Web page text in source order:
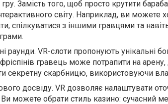
Замість того, щоб просто крутити
світу. Наприклад, ви можете
спілкуватися з іншими гравцями та
раунди. VR-слоти пропонують унікальні
гравець може потрапити на
секретну скарбницю, використовуючи
досвіду. VR дозволяє налаштувати
можете обрати стиль казино: сучасний